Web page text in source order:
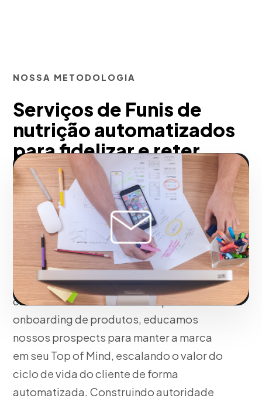
NOSSA METODOLOGIA
Serviços de Funis de
nutrição automatizados
para fidelizar e reter
clientes pensados para
Brasília
Trabalhando junto com você,
transformamos seu banco de dados
inativo em um ativo altamente rentável.
Através de funis de nutrição de leads,
carrinhos abandonados e sequências de
onboarding de produtos, educamos
nossos prospects para manter a marca
em seu Top of Mind, escalando o valor do
ciclo de vida do cliente de forma
automatizada. Construindo autoridade